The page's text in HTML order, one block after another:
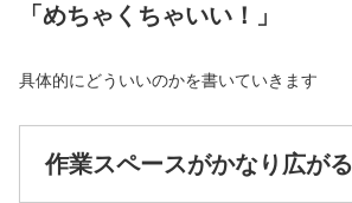
「めちゃくちゃいい！」
具体的にどういいのかを書いていきます
作業スペースがかなり広がる